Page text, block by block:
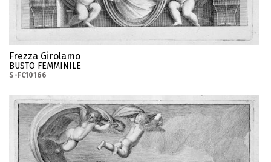
Frezza Girolamo
BUSTO FEMMINILE
S-FC10166